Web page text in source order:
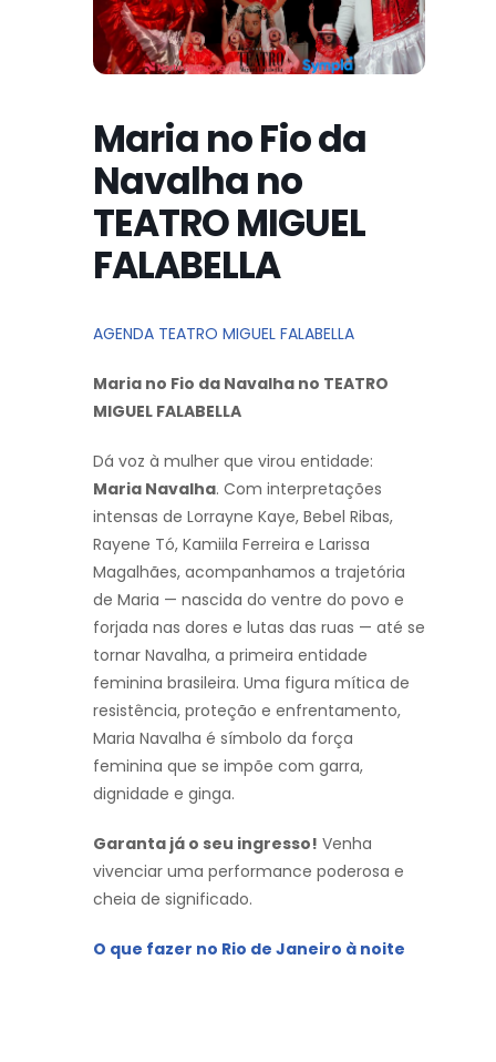
Maria no Fio da
Navalha no
TEATRO MIGUEL
FALABELLA
AGENDA TEATRO MIGUEL FALABELLA
Maria no Fio da Navalha no TEATRO
MIGUEL FALABELLA
Dá voz à mulher que virou entidade:
Maria Navalha. Com interpretações
intensas de Lorrayne Kaye, Bebel Ribas,
Rayene Tó, Kamiila Ferreira e Larissa
Magalhães, acompanhamos a trajetória
de Maria — nascida do ventre do povo e
forjada nas dores e lutas das ruas — até se
tornar Navalha, a primeira entidade
feminina brasileira. Uma figura mítica de
resistência, proteção e enfrentamento,
Maria Navalha é símbolo da força
feminina que se impõe com garra,
dignidade e ginga.
Garanta já o seu ingresso! Venha
vivenciar uma performance poderosa e
cheia de significado.
O que fazer no Rio de Janeiro à noite